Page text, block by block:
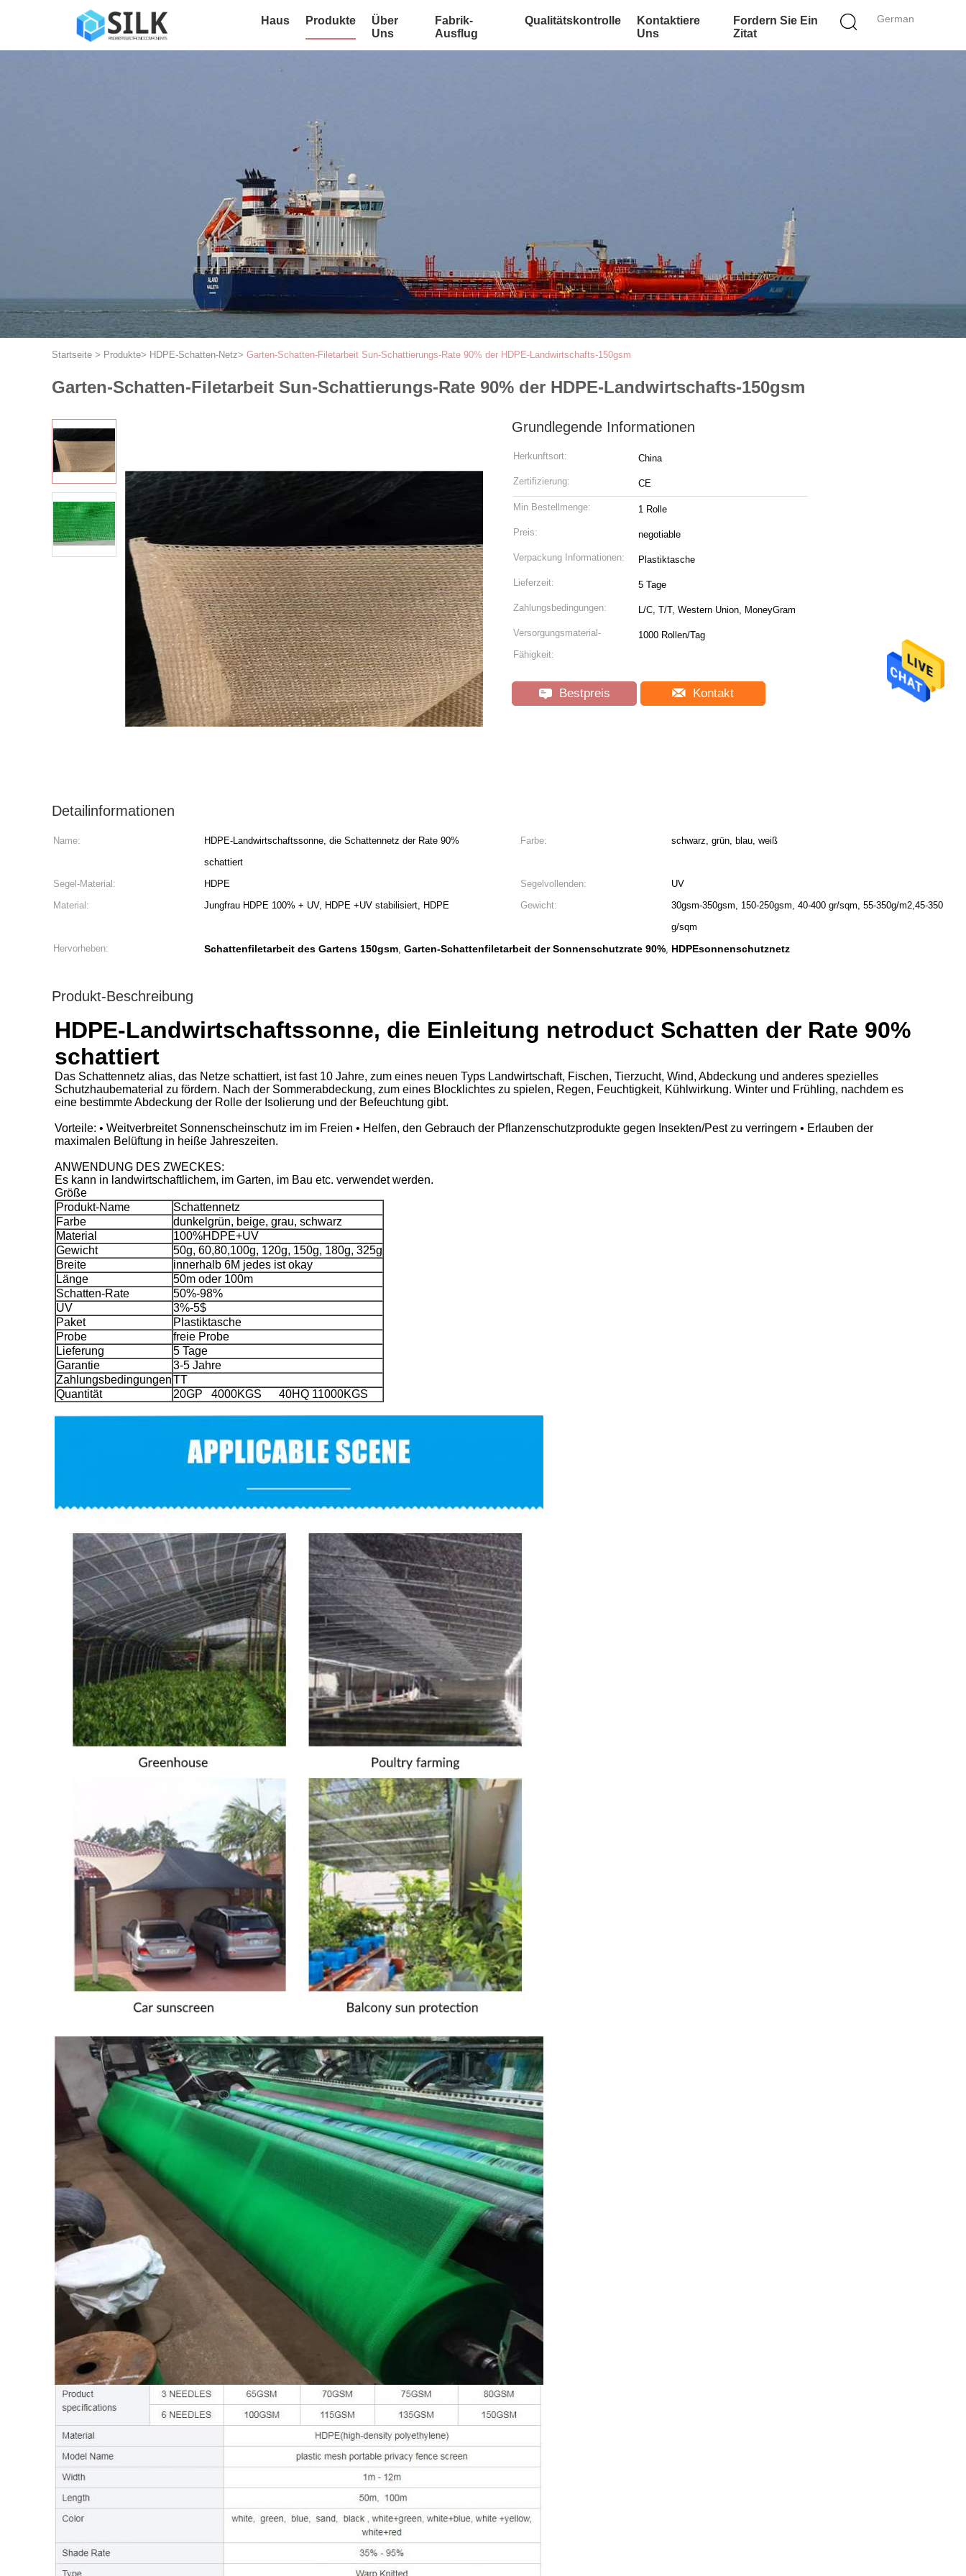
German
Haus Produkte
Über
Uns
Fabrik-
Ausflug
Qualitätskontrolle
Kontaktiere
Uns
Fordern Sie Ein
Zitat
Startseite > Produkte> HDPE-Schatten-Netz> Garten-Schatten-Filetarbeit Sun-Schattierungs-Rate 90% der HDPE-Landwirtschafts-150gsm
Garten-Schatten-Filetarbeit Sun-Schattierungs-Rate 90% der HDPE-Landwirtschafts-150gsm
Grundlegende Informationen
Herkunftsort: China
Zertifizierung: CE
Min Bestellmenge: 1 Rolle
Preis: negotiable
Verpackung Informationen: Plastiktasche
Lieferzeit: 5 Tage
Zahlungsbedingungen: L/C, T/T, Western Union, MoneyGram
Versorgungsmaterial-
Fähigkeit:
1000 Rollen/Tag
Bestpreis Kontakt
Detailinformationen
Name:
HDPE-Landwirtschaftssonne, die Schattennetz der Rate 90%
schattiert
Farbe: schwarz, grün, blau, weiß
Segel-Material: HDPE Segelvollenden:
UV
Material:
Jungfrau HDPE 100% + UV, HDPE +UV stabilisiert, HDPE Gewicht:
30gsm-350gsm, 150-250gsm, 40-400 gr/sqm, 55-350g/m2,45-350
g/sqm
Hervorheben:
Schattenfiletarbeit des Gartens 150gsm, Garten-Schattenfiletarbeit der Sonnenschutzrate 90%, HDPEsonnenschutznetz
Produkt-Beschreibung
HDPE-Landwirtschaftssonne, die Einleitung netroduct Schatten der Rate 90%
schattiert
Das Schattennetz alias, das Netze schattiert, ist fast 10 Jahre, zum eines neuen Typs Landwirtschaft, Fischen, Tierzucht, Wind, Abdeckung und anderes spezielles
Schutzhaubematerial zu fördern. Nach der Sommerabdeckung, zum eines Blocklichtes zu spielen, Regen, Feuchtigkeit, Kühlwirkung. Winter und Frühling, nachdem es
eine bestimmte Abdeckung der Rolle der Isolierung und der Befeuchtung gibt.
Vorteile: • Weitverbreitet Sonnenscheinschutz im im Freien • Helfen, den Gebrauch der Pflanzenschutzprodukte gegen Insekten/Pest zu verringern • Erlauben der
maximalen Belüftung in heiße Jahreszeiten.
ANWENDUNG DES ZWECKES:
Es kann in landwirtschaftlichem, im Garten, im Bau etc. verwendet werden.
Größe
Produkt-Name
Schattennetz
Farbe
dunkelgrün, beige, grau, schwarz
Material
100%HDPE+UV
Gewicht
50g, 60,80,100g, 120g, 150g, 180g, 325g
Breite
innerhalb 6M jedes ist okay
Länge
50m oder 100m
Schatten-Rate
50%-98%
UV
3%-5$
Paket
Plastiktasche
Probe
freie Probe
Lieferung
5 Tage
Garantie
3-5 Jahre
ZahlungsbedingungenTT
Quantität
20GP 4000KGS 40HQ 11000KGS